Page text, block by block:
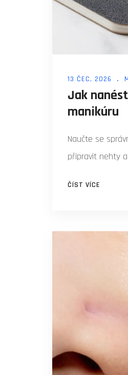
13 ČEC, 2026
Jak
manikúru
Naučte se
připravit nehty
ČÍST VÍCE